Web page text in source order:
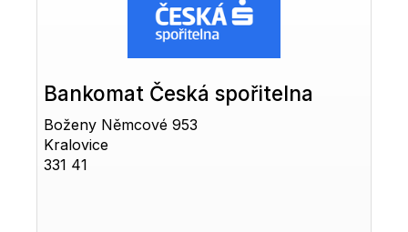
Bankomat Česká spořitelna
Boženy Němcové 953
Kralovice
331 41